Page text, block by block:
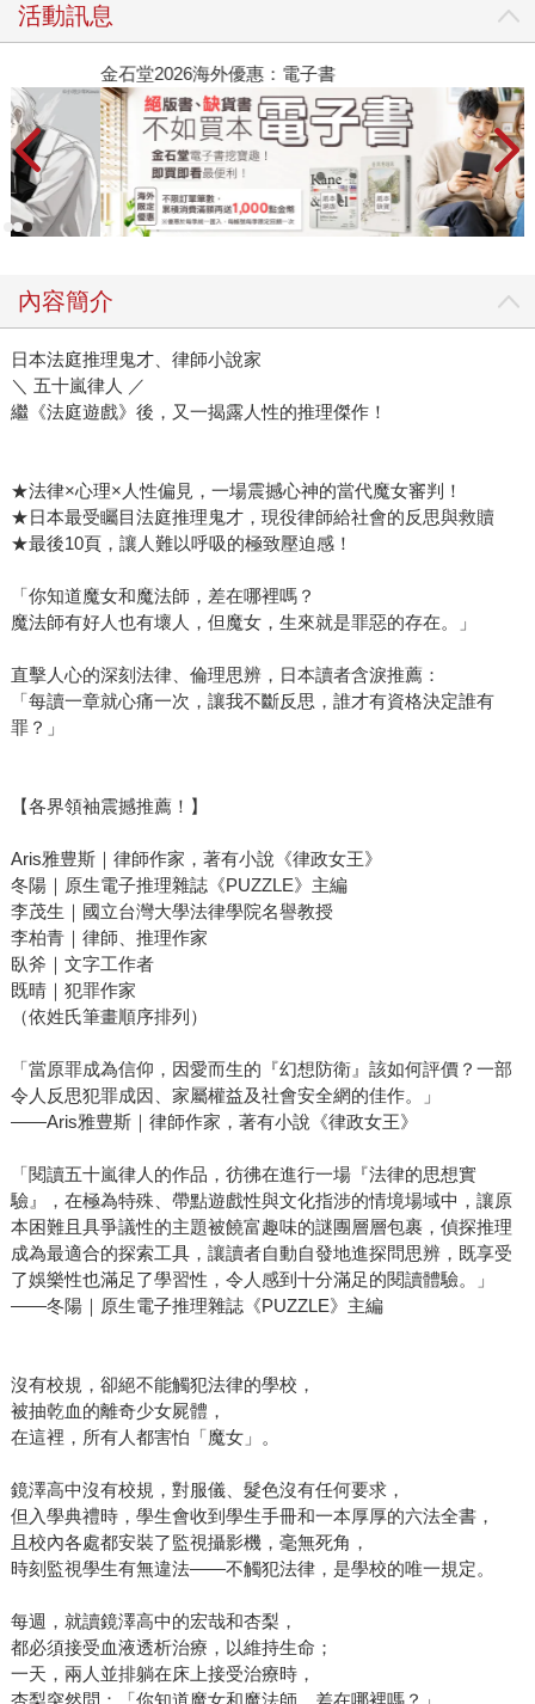
活動訊息
金石堂2026海外優惠：電子書
內容簡介
日本法庭推理鬼才、律師小說家
＼ 五十嵐律人 ／
繼《法庭遊戲》後，又一揭露人性的推理傑作！
★法律×心理×人性偏見，一場震撼心神的當代魔女審判！
★日本最受矚目法庭推理鬼才，現役律師給社會的反思與救贖
★最後10頁，讓人難以呼吸的極致壓迫感！
「你知道魔女和魔法師，差在哪裡嗎？
魔法師有好人也有壞人，但魔女，生來就是罪惡的存在。」
直擊人心的深刻法律、倫理思辨，日本讀者含淚推薦：
「每讀一章就心痛一次，讓我不斷反思，誰才有資格決定誰有
罪？」
【各界領袖震撼推薦！】
Aris雅豊斯｜律師作家，著有小說《律政女王》
冬陽｜原生電子推理雜誌《PUZZLE》主編
李茂生｜國立台灣大學法律學院名譽教授
李柏青｜律師、推理作家
臥斧｜文字工作者
既晴｜犯罪作家
（依姓氏筆畫順序排列）
「當原罪成為信仰，因愛而生的『幻想防衛』該如何評價？一部
令人反思犯罪成因、家屬權益及社會安全網的佳作。」
——Aris雅豊斯｜律師作家，著有小說《律政女王》
「閱讀五十嵐律人的作品，彷彿在進行一場『法律的思想實
驗』，在極為特殊、帶點遊戲性與文化指涉的情境場域中，讓原
本困難且具爭議性的主題被饒富趣味的謎團層層包裹，偵探推理
成為最適合的探索工具，讓讀者自動自發地進探問思辨，既享受
了娛樂性也滿足了學習性，令人感到十分滿足的閱讀體驗。」
——冬陽｜原生電子推理雜誌《PUZZLE》主編
沒有校規，卻絕不能觸犯法律的學校，
被抽乾血的離奇少女屍體，
在這裡，所有人都害怕「魔女」。
鏡澤高中沒有校規，對服儀、髮色沒有任何要求，
但入學典禮時，學生會收到學生手冊和一本厚厚的六法全書，
且校內各處都安裝了監視攝影機，毫無死角，
時刻監視學生有無違法——不觸犯法律，是學校的唯一規定。
每週，就讀鏡澤高中的宏哉和杏梨，
都必須接受血液透析治療，以維持生命；
一天，兩人並排躺在床上接受治療時，
杏梨突然問：「你知道魔女和魔法師，差在哪裡嗎？」